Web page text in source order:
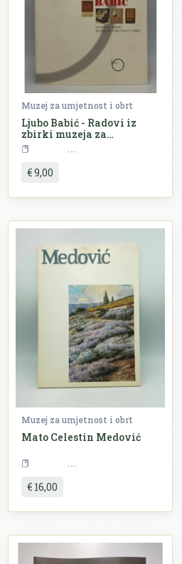
Muzej za umjetnost i obrt
Ljubo Babić - Radovi iz
zbirki muzeja za
umjetnost i obrt
€ 9,00
Muzej za umjetnost i obrt
Mato Celestin Medović
€ 16,00